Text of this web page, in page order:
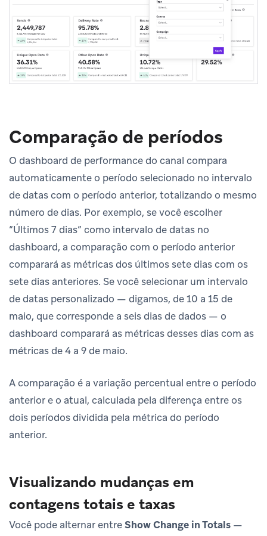
Comparação de períodos
O dashboard de performance do canal compara
automaticamente o período selecionado no intervalo
de datas com o período anterior, totalizando o mesmo
número de dias. Por exemplo, se você escolher
“Últimos 7 dias” como intervalo de datas no
dashboard, a comparação com o período anterior
comparará as métricas dos últimos sete dias com os
sete dias anteriores. Se você selecionar um intervalo
de datas personalizado — digamos, de 10 a 15 de
maio, que corresponde a seis dias de dados — o
dashboard comparará as métricas desses dias com as
métricas de 4 a 9 de maio.
A comparação é a variação percentual entre o período
anterior e o atual, calculada pela diferença entre os
dois períodos dividida pela métrica do período
anterior.
Visualizando mudanças em
contagens totais e taxas
Você pode alternar entreShow Change in Totals —